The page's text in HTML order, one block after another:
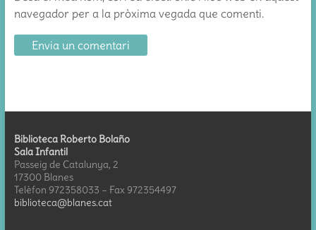
navegador per a la pròxima vegada que comenti.
Biblioteca Roberto Bolaño
Sala Infantil
Passeig de Catalunya, 2
17300 Blanes
Telèfon 972358033 – Fax 972354497
biblioteca@blanes.cat